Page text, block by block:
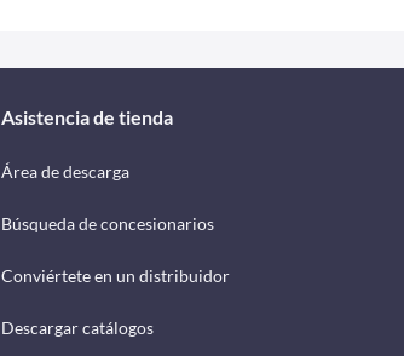
Asistencia de tienda
Área de descarga
Búsqueda de concesionarios
Conviértete en un distribuidor
Descargar catálogos